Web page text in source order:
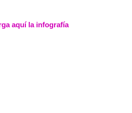
aquí la infografía